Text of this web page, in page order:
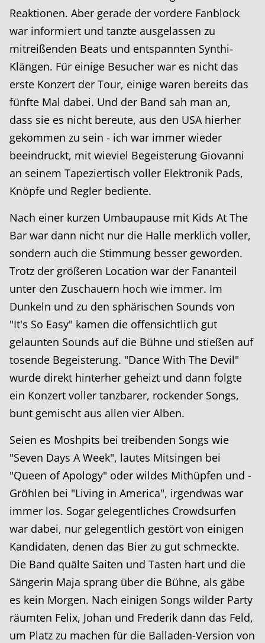
Reaktionen. Aber gerade der vordere Fanblock
war informiert und tanzte ausgelassen zu
mitreißenden Beats und entspannten Synthi-
Klängen. Für einige Besucher war es nicht das
erste Konzert der Tour, einige waren bereits das
fünfte Mal dabei. Und der Band sah man an,
dass sie es nicht bereute, aus den USA hierher
gekommen zu sein - ich war immer wieder
beeindruckt, mit wieviel Begeisterung Giovanni
an seinem Tapeziertisch voller Elektronik Pads,
Knöpfe und Regler bediente.
Nach einer kurzen Umbaupause mit Kids At The
Bar war dann nicht nur die Halle merklich voller,
sondern auch die Stimmung besser geworden.
Trotz der größeren Location war der Fananteil
unter den Zuschauern hoch wie immer. Im
Dunkeln und zu den sphärischen Sounds von
"It's So Easy" kamen die offensichtlich gut
gelaunten Sounds auf die Bühne und stießen auf
tosende Begeisterung. "Dance With The Devil"
wurde direkt hinterher geheizt und dann folgte
ein Konzert voller tanzbarer, rockender Songs,
bunt gemischt aus allen vier Alben.
Seien es Moshpits bei treibenden Songs wie
"Seven Days A Week", lautes Mitsingen bei
"Queen of Apology" oder wildes Mithüpfen und -
Gröhlen bei "Living in America", irgendwas war
immer los. Sogar gelegentliches Crowdsurfen
war dabei, nur gelegentlich gestört von einigen
Kandidaten, denen das Bier zu gut schmeckte.
Die Band quälte Saiten und Tasten hart und die
Sängerin Maja sprang über die Bühne, als gäbe
es kein Morgen. Nach einigen Songs wilder Party
räumten Felix, Johan und Frederik dann das Feld,
um Platz zu machen für die Balladen-Version von